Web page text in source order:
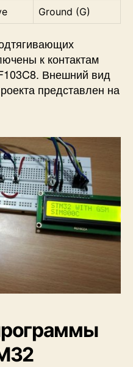
Ground (G)
к контактам
Внешний вид
представлен на